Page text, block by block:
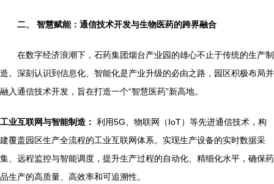
二、 智慧赋能：通信技术开发与生物医药的跨界融合
在数字经济浪潮下，石药集团烟台产业园的雄心不止于传统的生产制
造。深刻认识到信息化、智能化是产业升级的必由之路，园区积极布局并
融入通信技术开发，旨在打造一个“智慧医药”新高地。
工业互联网与智能制造： 利用5G、物联网（IoT）等先进通信技术，构
建覆盖园区生产全流程的工业互联网体系。实现生产设备的实时数据采
集、远程监控与智能调度，提升生产过程的自动化、精细化水平，确保药
品生产的高质量、高效率和可追溯性。